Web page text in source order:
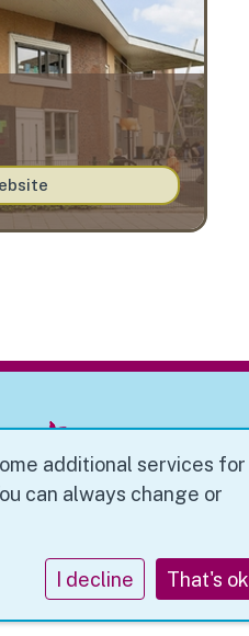
Cookie instellingen
additional services for
can always change or
I decline That's ok